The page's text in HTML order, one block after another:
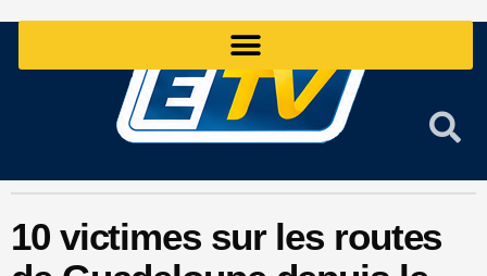
10 victimes sur les routes